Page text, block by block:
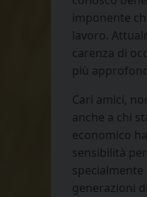
imponente
lavoro.
carenza di
più
Cari amici,
anche a chi
economico
sensibilità
generazioni